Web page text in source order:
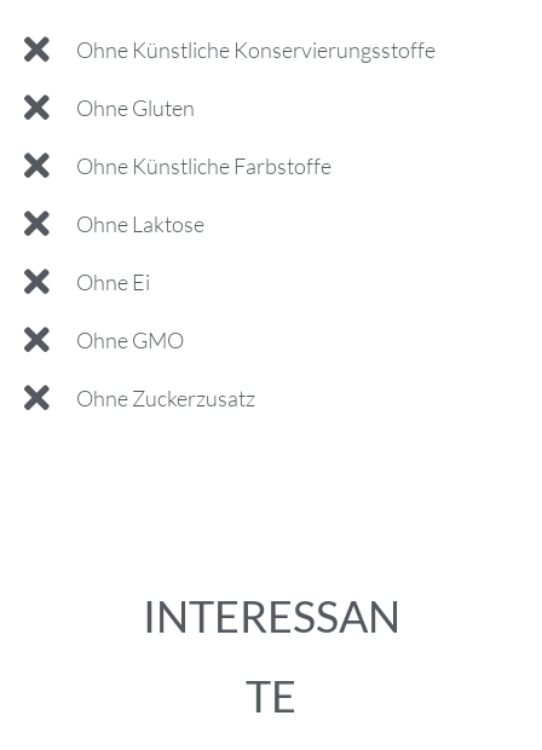
Ohne Künstliche Konservierungsstoffe
Ohne Gluten
Ohne Künstliche Farbstoffe
Ohne Laktose
Ohne Ei
Ohne GMO
Ohne Zuckerzusatz
INTERESSAN
TE